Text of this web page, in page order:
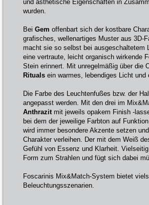
und ästhetische Eigenschaften in
wurden.
Bei Gem offenbart sich der kostbare
grafisches, wellenartiges Muster aus 3D-
macht sie so selbst bei
eine vertraute, leicht organisch wirkende
Stein erinnert. Mit unregelmäßig über die
Rituals ein warmes, lebendiges Licht
Die Farbe des Leuchtenfußes bzw. der
angepasst werden. Mit den drei im
Anthrazitmit jeweils opakem Finish -
bei dem der jeweilige Farbton auf
wird immer besondere Akzente setzen
Charakter verleihen. Der mit dem Weiß
Gefühl von Essenz und Klarheit.
Form zum Strahlen und fügt sich dabei
Foscarinis Mix&Match-System bietet
Beleuchtungsszenarien.